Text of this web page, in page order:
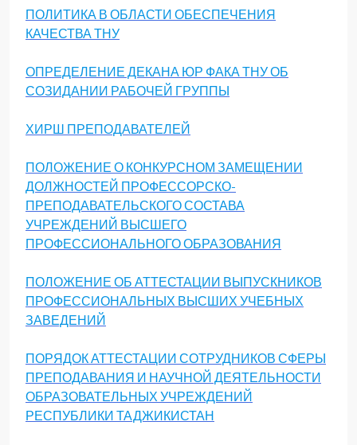
ПОЛИТИКА В ОБЛАСТИ ОБЕСПЕЧЕНИЯ
КАЧЕСТВА ТНУ
ОПРЕДЕЛЕНИЕ ДЕКАНА ЮР ФАКА ТНУ ОБ
СОЗИДАНИИ РАБОЧЕЙ ГРУППЫ
ХИРШ ПРЕПОДАВАТЕЛЕЙ
ПОЛОЖЕНИЕ О КОНКУРСНОМ ЗАМЕЩЕНИИ
ДОЛЖНОСТЕЙ ПРОФЕССОРСКО-
ПРЕПОДАВАТЕЛЬСКОГО СОСТАВА
УЧРЕЖДЕНИЙ ВЫСШЕГО
ПРОФЕССИОНАЛЬНОГО ОБРАЗОВАНИЯ
ПОЛОЖЕНИЕ ОБ АТТЕСТАЦИИ ВЫПУСКНИКОВ
ПРОФЕССИОНАЛЬНЫХ ВЫСШИХ УЧЕБНЫХ
ЗАВЕДЕНИЙ
ПОРЯДОК АТТЕСТАЦИИ СОТРУДНИКОВ СФЕРЫ
ПРЕПОДАВАНИЯ И НАУЧНОЙ ДЕЯТЕЛЬНОСТИ
ОБРАЗОВАТЕЛЬНЫХ УЧРЕЖДЕНИЙ
РЕСПУБЛИКИ ТАДЖИКИСТАН